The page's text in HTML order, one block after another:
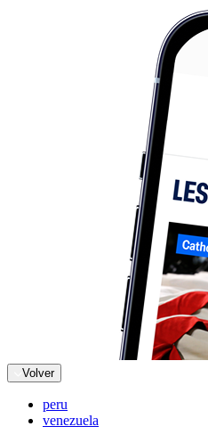
Volver
peru
venezuela